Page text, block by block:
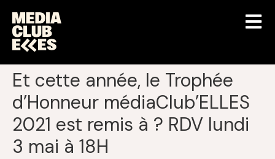
Et cette année, le Trophée
d’Honneur médiaClub’ELLES
2021 est remis à ? RDV lundi
3 mai à 18H